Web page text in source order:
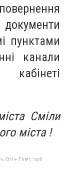
пунктами
канали
Сміли
міста !
Ctrl + Enter, щоб